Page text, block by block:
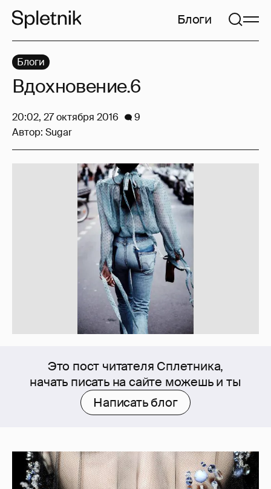
Блоги
Это пост читателя Сплетника,
начать писать на сайте можешь и ты
Написать блог
Блоги
Вдохновение.6
20:02, 27 октября 2016
9
Автор: Sugar